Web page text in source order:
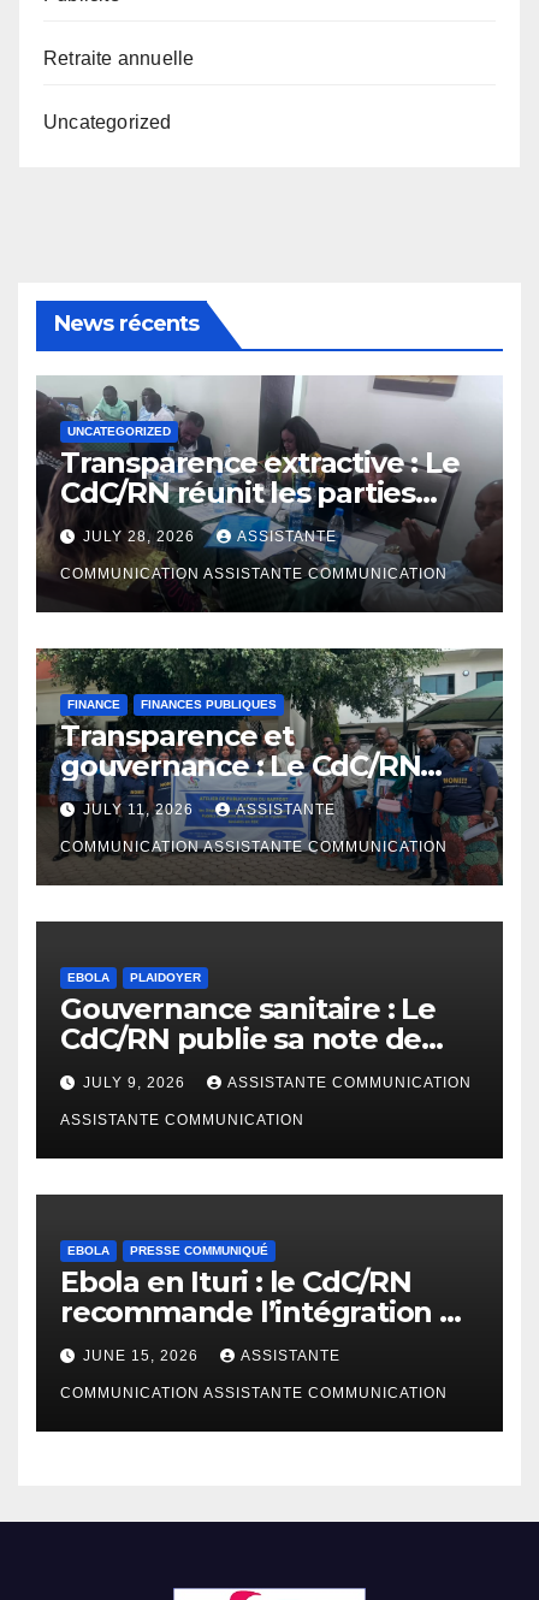
Retraite annuelle
Uncategorized
News récents
UNCATEGORIZED
Transparence extractive : Le
CdC/RN réunit les parties
prenantes à Bunia pour
enrichir le rapport de
cadrage ITIE RDC 2024
JULY 28, 2026 ASSISTANTE
COMMUNICATION ASSISTANTE COMMUNICATION
FINANCE FINANCES PUBLIQUES
Transparence et
gouvernance : Le CdC/RN
présente l’étude
d’AfreWatch sur les
disparités de rémunération
des institutions en RDC
JULY 11, 2026 ASSISTANTE
COMMUNICATION ASSISTANTE COMMUNICATION
EBOLA PLAIDOYER
Gouvernance sanitaire : Le
CdC/RN publie sa note de
plaidoyer sur la riposte Ebola
Bundibugyo
JULY 9, 2026 ASSISTANTE COMMUNICATION
ASSISTANTE COMMUNICATION
EBOLA PRESSE COMMUNIQUÉ
Ebola en Ituri : le CdC/RN
recommande l’intégration de
l’approche d’éducation
populaire pour lutter contre
la propagation de cette
épidémie
JUNE 15, 2026 ASSISTANTE
COMMUNICATION ASSISTANTE COMMUNICATION